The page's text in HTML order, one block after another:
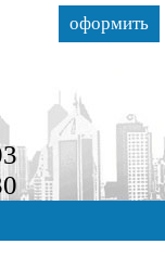
оформить